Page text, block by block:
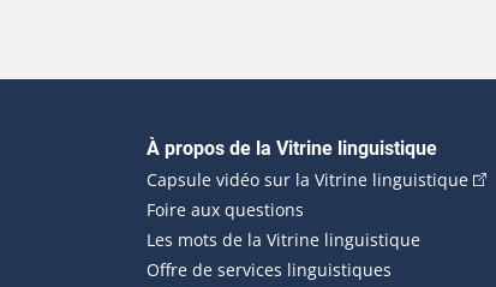
Navigation principale
À propos de la Vitrine linguistique
Capsule vidéo sur la Vitrine linguistique
Foire aux questions
Les mots de la Vitrine linguistique
Offre de services linguistiques